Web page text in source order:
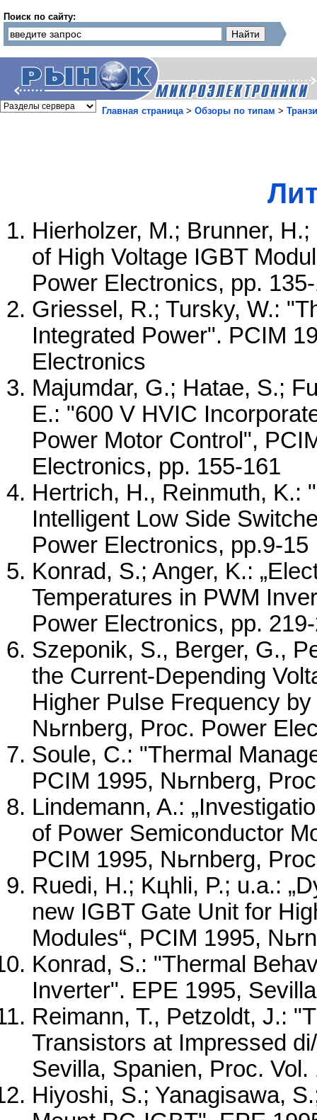
Поиск по сайту:
Главная страница> Обзоры по типам >
Hierholzer, M.; Brunner,
of High Voltage IGBT
Power Electronics, pp.
Griessel, R.; Tursky, W.:
Integrated Power". PCIM
Electronics
Majumdar, G.; Hatae, S.;
E.: "600 V HVIC
Power Motor Control",
Electronics, pp. 155-161
Hertrich, H., Reinmuth, K.:
Intelligent Low Side
Power Electronics, pp.9-15
Konrad, S.; Anger, K.:
Temperatures in PWM
Power Electronics, pp.
Szeponik, S., Berger, G.,
the Current-Depending
Higher Pulse Frequency
Nьrnberg, Proc. Power
Soule, C.: "Thermal
PCIM 1995, Nьrnberg,
Lindemann, A.:
of Power Semiconductor
PCIM 1995, Nьrnberg,
Ruedi, H.; Kцhli, P.; u.a.:
new IGBT Gate Unit for
Modules“, PCIM 1995,
Konrad, S.: "Thermal
Inverter". EPE 1995,
Reimann, T., Petzoldt, J.:
Transistors at Impressed
Sevilla, Spanien, Proc. Vol.
Hiyoshi, S.; Yanagisawa,